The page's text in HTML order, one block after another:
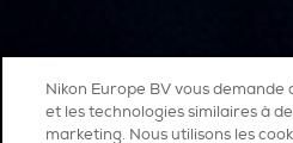
Nikon Europe BV vous demande
et les technologies similaires à
marketing. Nous utilisons les